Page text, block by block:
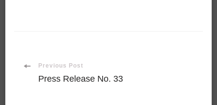
PostPrevious Post
Press Release No. 33